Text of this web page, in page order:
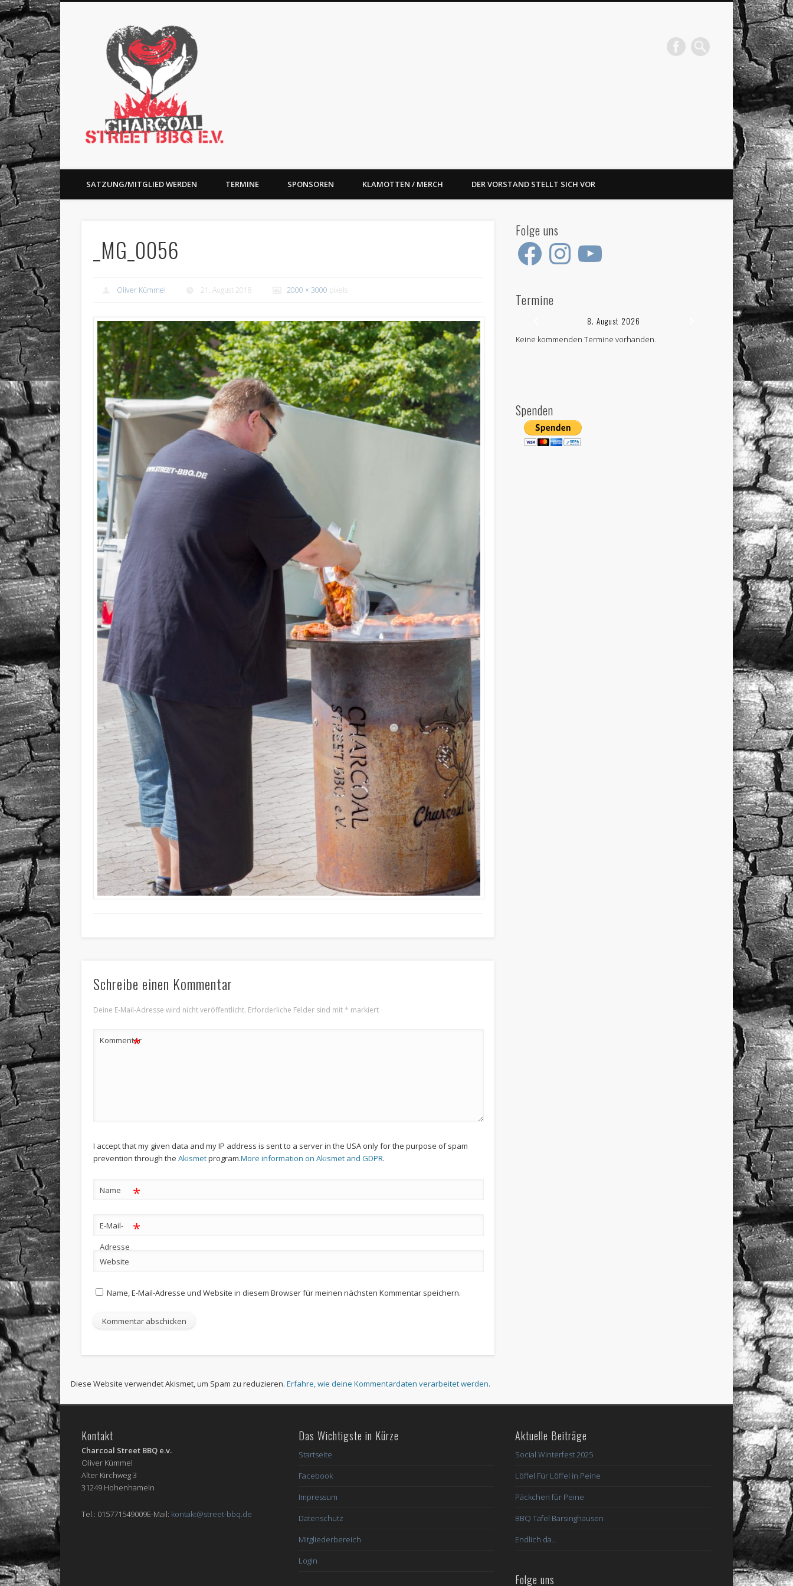
Charity and BBQ
Facebook
SATZUNG/MITGLIED WERDEN TERMINE SPONSOREN KLAMOTTEN / MERCH DER VORSTAND STELLT SICH VOR
_MG_0056
Oliver Kümmel 21. August 2018 2000 × 3000 pixels
Schreibe einen Kommentar
Deine E-Mail-Adresse wird nicht veröffentlicht. Erforderliche Felder sind mit* markiert
Kommentar
*
I accept that my given data and my IP address is sent to a server in the USA only for the purpose of spam
prevention through theAkismetprogram.More information on Akismet and GDPR.
Name *
E-Mail-
Adresse
*
Website
Name, E-Mail-Adresse und Website in diesem Browser für meinen nächsten Kommentar speichern.
Diese Website verwendet Akismet, um Spam zu reduzieren.Erfahre, wie deine Kommentardaten verarbeitet werden.
Folge uns
Facebook Instagram
Termine
8. August 2026
Keine kommenden Termine vorhanden.
Spenden
Kontakt
Charcoal Street BBQ e.v.
Oliver Kümmel
Alter Kirchweg 3
31249 Hohenhameln
Tel.: 015771549009E-Mail: kontakt@street-bbq.de
Das Wichtigste in Kürze
Startseite
Facebook
Impressum
Datenschutz
Mitgliederbereich
Login
Aktuelle Beiträge
Social Winterfest 2025
Löffel Für Löffel in Peine
Päckchen für Peine
BBQ Tafel Barsinghausen
Endlich da…
Folge uns